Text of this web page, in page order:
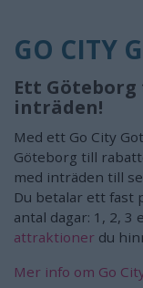
GO CITY
Ett
inträden!
Med ett Go City
Göteborg till
med inträden till
Du betalar ett fast
antal dagar: 1, 2, 3
attraktioner du
Mer info om Go